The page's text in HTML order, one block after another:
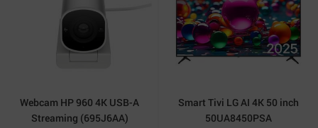
Webcam HP 960 4K USB-A
Streaming (695J6AA)
Smart Tivi LG AI 4K 50 inch
50UA8450PSA